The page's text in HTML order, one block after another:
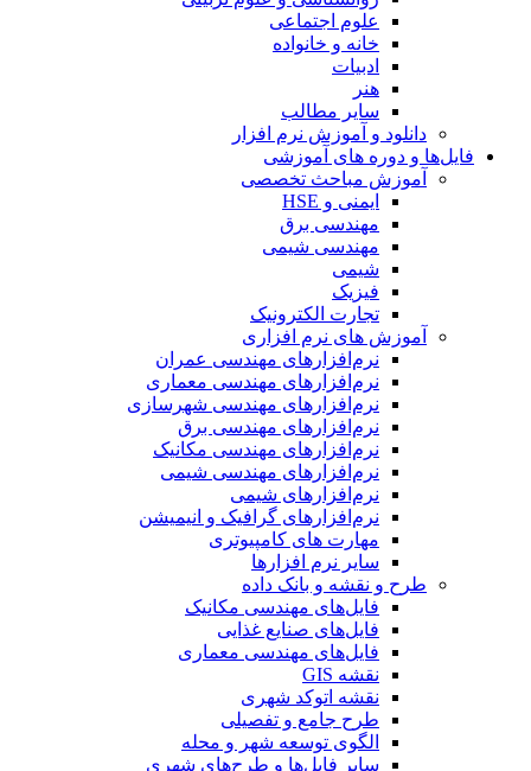
علوم اجتماعی
خانه و خانواده
ادبیات
هنر
سایر مطالب
دانلود و آموزش نرم افزار
فایل‌ها و دوره های آموزشی
آموزش مباحث تخصصی
ایمنی و HSE
مهندسی برق
مهندسی شیمی
شیمی
فیزیک
تجارت الکترونیک
آموزش های نرم افزاری
نرم‌افزارهای مهندسی عمران
نرم‌افزارهای مهندسی معماری
نرم‌افزارهای مهندسی شهرسازی
نرم‌افزارهای مهندسی برق
نرم‌افزارهای مهندسی مکانیک
نرم‌افزارهای مهندسی شیمی
نرم‌افزارهای شیمی
نرم‌افزارهای گرافیک و انیمیشن
مهارت های کامپیوتری
سایر نرم افزارها
طرح و نقشه و بانک داده
فایل‌های مهندسی مکانیک
فایل‌های صنایع غذایی
فایل‌های مهندسی معماری
نقشه GIS
نقشه اتوکد شهری
طرح جامع و تفصیلی
الگوی توسعه شهر و محله
سایر فایل‌ها و طرح‌های شهری